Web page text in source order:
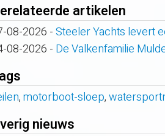
artikelen
08-2026 -Steeler Yachts levert
08-2026 - De Valkenfamilie
,motorboot-sloep,
nieuws